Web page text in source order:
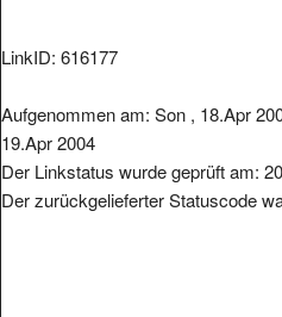
LinkID: 616177
Aufgenommen am: Son , 18.Apr
19.Apr 2004
Der Linkstatus wurde geprüft am:
Der zurückgelieferter Statuscode